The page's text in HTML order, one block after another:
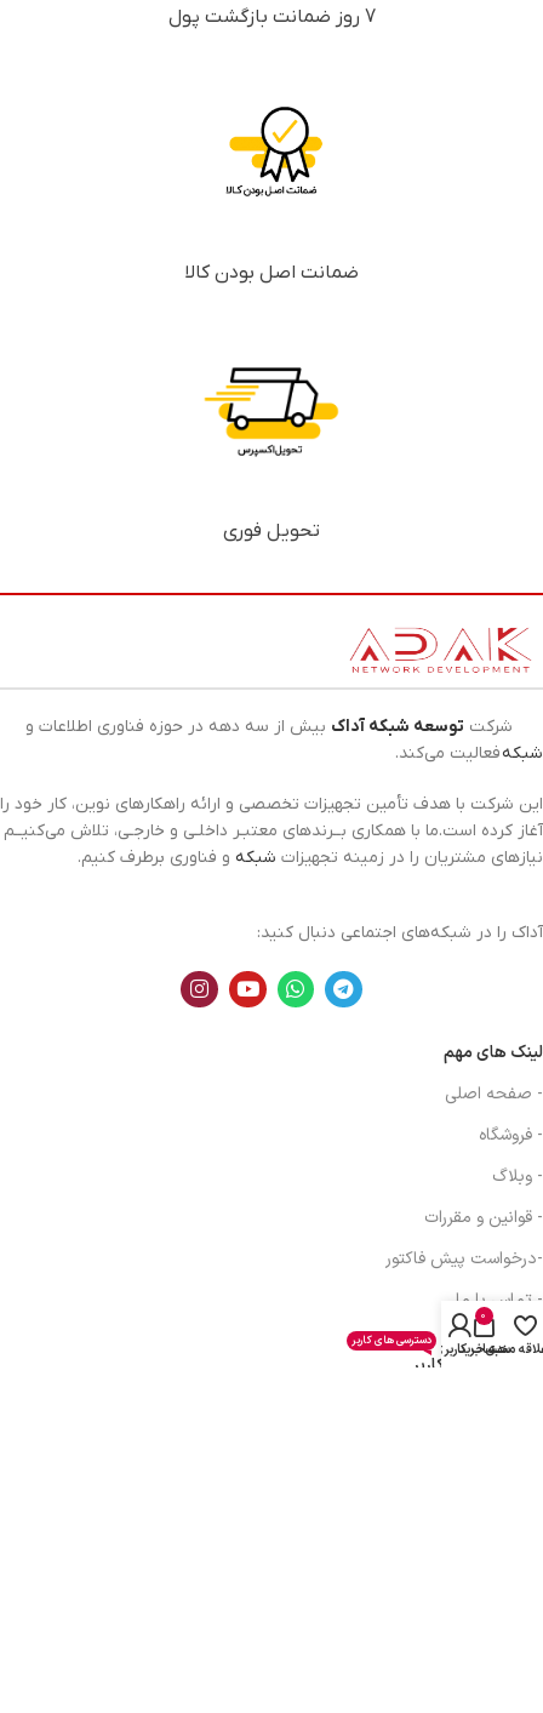
7 روز ضمانت بازگشت پول
ضمانت اصل بودن کالا
تحویل فوری
شرکت توسعه شبکه آداک بیش از سه دهه در حوزه فناوری اطلاعات و
شبکهفعالیت می‌کند.
این شرکت با هدف تأمین تجهیزات تخصصی و ارائه راهکارهای نوین، کار خود را
آغاز کرده است.ما با همکاری بــرندهای معتبـر داخلـی و خارجـی، تلاش می‌کنیــم
نیازهای مشتریان را در زمینه تجهیزات شبکه و فناوری برطرف کنیم.
آداک را در شبکه‌های اجتماعی دنبال کنید:
لینک های مهم
- صفحه اصلی
- فروشگاه
- وبلاگ
- قوانین و مقررات
-درخواست پیش فاکتور
- تماس با ما
دسترسی های کاربر
دسترسی های کاربر مندی
0
سبد خرید
حساب کاربری من